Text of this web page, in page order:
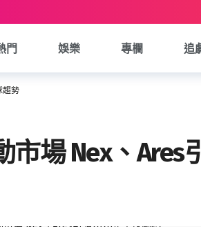
門 娛樂 專欄 追
趨勢
市場 Nex、Ares